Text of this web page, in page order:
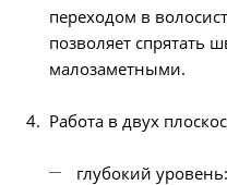
переходом в
позволяет спрятать
малозаметными.
Работа в двух
глубокий